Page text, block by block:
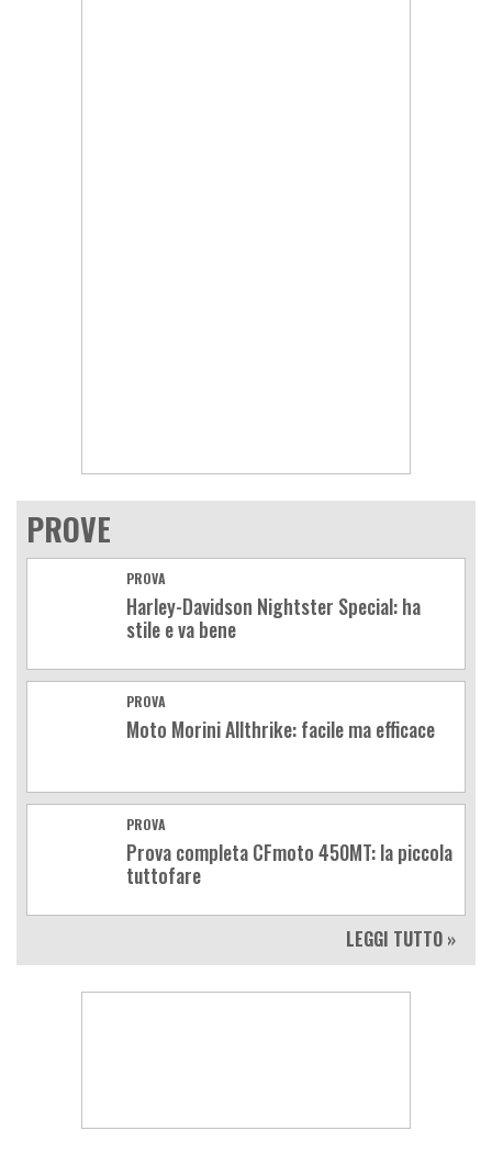
PROVE
PROVA
Harley-Davidson Nightster Special: ha
stile e va bene
PROVA
Moto Morini Allthrike: facile ma efficace
PROVA
Prova completa CFmoto 450MT: la piccola
tuttofare
LEGGI TUTTO »